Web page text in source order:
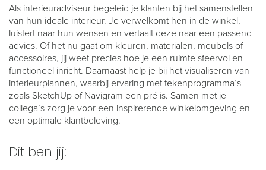
Als interieuradviseur begeleid je klanten bij het samenstellen
van hun ideale interieur. Je verwelkomt hen in de winkel,
luistert naar hun wensen en vertaalt deze naar een passend
advies. Of het nu gaat om kleuren, materialen, meubels of
accessoires, jij weet precies hoe je een ruimte sfeervol en
functioneel inricht. Daarnaast help je bij het visualiseren van
interieurplannen, waarbij ervaring met tekenprogramma’s
zoals SketchUp of Navigram een pré is. Samen met je
collega’s zorg je voor een inspirerende winkelomgeving en
een optimale klantbeleving.
Dit ben jij: